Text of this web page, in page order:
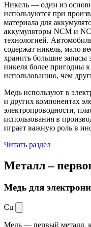
Никель — один из
используются при
материала для
аккумуляторы NCM и
технологией.
содержат никель, мало
хранить большие
никеля более пригодны
использованию, чем
Медь используют в
и других компонентах
электропроводности,
использования в
играет важную роль в
Читать раздел
Металл –
Медь для
Cu
Медь — первый металл,